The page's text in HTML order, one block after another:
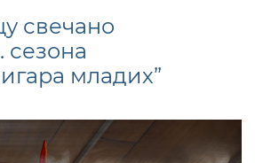
свечано
сезона
младих”